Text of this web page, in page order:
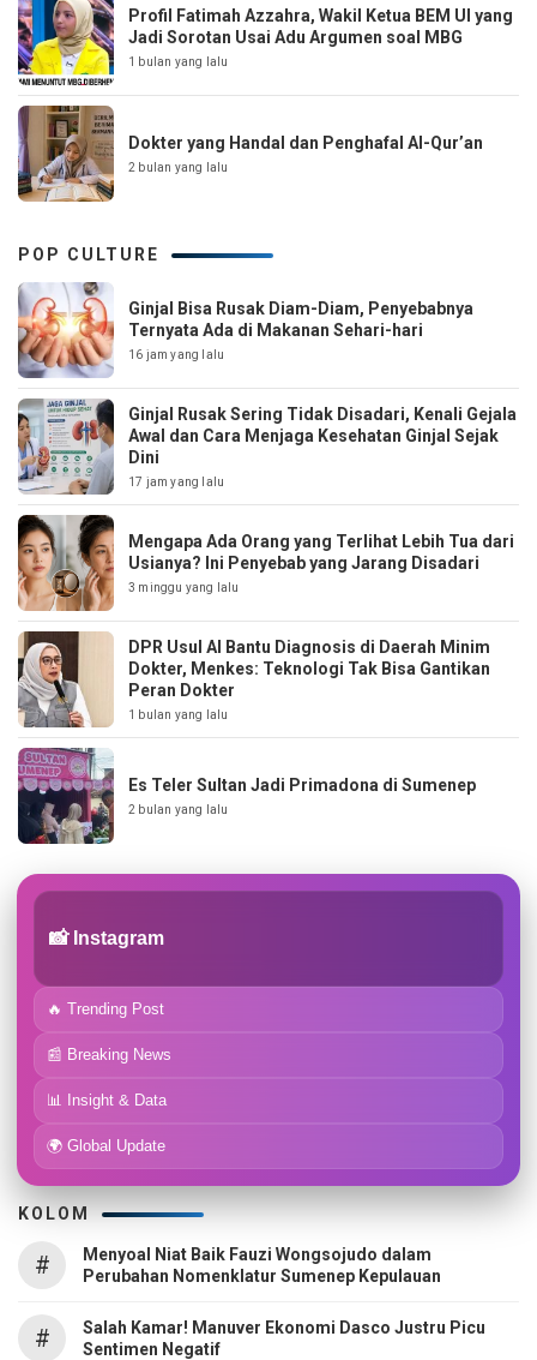
Profil Fatimah Azzahra, Wakil Ketua BEM UI yang
Jadi Sorotan Usai Adu Argumen soal MBG
1 bulan yang lalu
Dokter yang Handal dan Penghafal Al-Qur’an
2 bulan yang lalu
POP CULTURE
Ginjal Bisa Rusak Diam-Diam, Penyebabnya
Ternyata Ada di Makanan Sehari-hari
16 jam yang lalu
Ginjal Rusak Sering Tidak Disadari, Kenali Gejala
Awal dan Cara Menjaga Kesehatan Ginjal Sejak
Dini
17 jam yang lalu
Mengapa Ada Orang yang Terlihat Lebih Tua dari
Usianya? Ini Penyebab yang Jarang Disadari
3 minggu yang lalu
DPR Usul AI Bantu Diagnosis di Daerah Minim
Dokter, Menkes: Teknologi Tak Bisa Gantikan
Peran Dokter
1 bulan yang lalu
Es Teler Sultan Jadi Primadona di Sumenep
2 bulan yang lalu
📸 Instagram
🔥 Trending Post
📰 Breaking News
📊 Insight & Data
🌍 Global Update
KOLOM
#
Menyoal Niat Baik Fauzi Wongsojudo dalam
Perubahan Nomenklatur Sumenep Kepulauan
#
Salah Kamar! Manuver Ekonomi Dasco Justru Picu
Sentimen Negatif